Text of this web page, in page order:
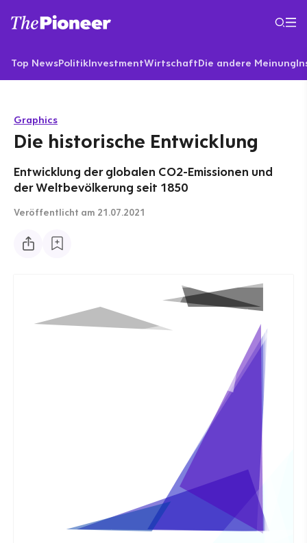
Top NewsPolitikInvestmentWirtschaftDie andere Meinung
Graphics
Die historische Entwicklung
Entwicklung der globalen CO2-Emissionen und
der Weltbevölkerung seit 1850
Veröffentlicht am 21.07.2021